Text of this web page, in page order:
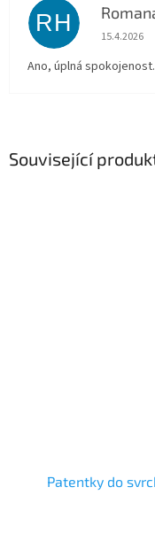
Související
Patentky do
RH
15.4.2026
Ano, úplná spokojenost.